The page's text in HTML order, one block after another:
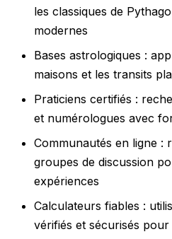
les classiques de
modernes
Bases astrologiques :
maisons et les transits
Praticiens certifiés :
et numérologues avec
Communautés en ligne :
groupes de discussion
expériences
Calculateurs fiables :
vérifiés et sécurisés